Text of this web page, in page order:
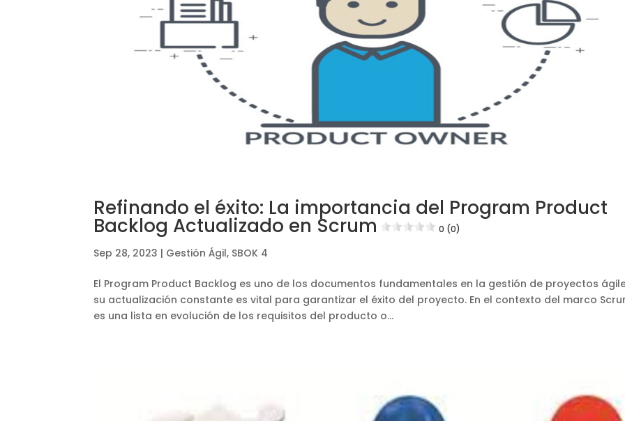
Refinando el éxito: La importancia del Program Product
Backlog Actualizado en Scrum 0 (0)
Sep 28, 2023 | Gestión Ágil, SBOK 4
El Program Product Backlog es uno de los documentos fundamentales en la gestión de proyectos
su actualización constante es vital para garantizar el éxito del proyecto. En el contexto del marco
es una lista en evolución de los requisitos del producto o...